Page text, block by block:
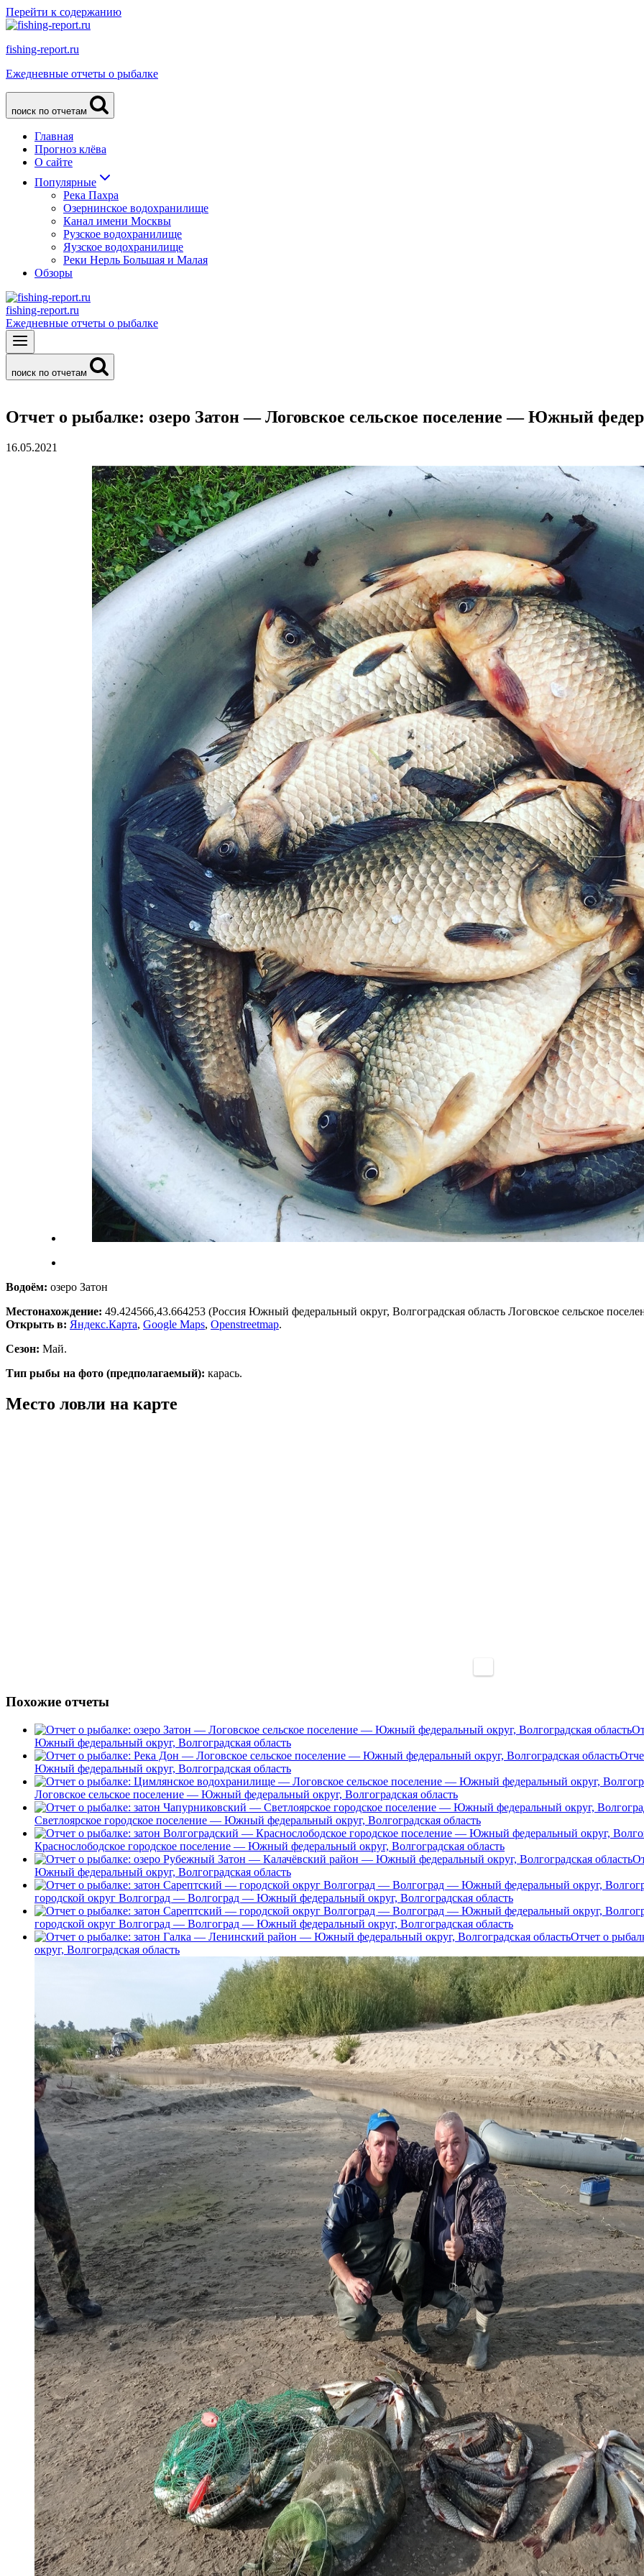
Перейти к содержанию
fishing-report.ru
Ежедневные отчеты о рыбалке
поиск по отчетам
Главная
Прогноз клёва
О сайте
Популярные
Река Пахра
Озернинское водохранилище
Канал имени Москвы
Рузское водохранилище
Яузское водохранилище
Реки Нерль Большая и Малая
Обзоры
fishing-report.ru
Ежедневные отчеты о рыбалке
поиск по отчетам
Отчет о рыбалке: озеро Затон — Логовское сельское поселение — Южный
16.05.2021
Водоём: озеро Затон
Местонахождение: 49.424566,43.664253 (Россия Южный федеральный округ, Волгоградская область Логовское сельское
Открыть в: Яндекс.Карта, Google Maps, Openstreetmap.
Сезон: Май.
Тип рыбы на фото (предполагаемый): карась.
Место ловли на карте
Похожие отчеты
Южный федеральный округ, Волгоградская область
Южный федеральный округ, Волгоградская область
Логовское сельское поселение — Южный федеральный округ, Волгоградская область
Светлоярское городское поселение — Южный федеральный округ, Волгоградская область
Краснослободское городское поселение — Южный федеральный округ, Волгоградская область
Южный федеральный округ, Волгоградская область
городской округ Волгоград — Волгоград — Южный федеральный округ, Волгоградская область
городской округ Волгоград — Волгоград — Южный федеральный округ, Волгоградская область
Отчет о
округ, Волгоградская область